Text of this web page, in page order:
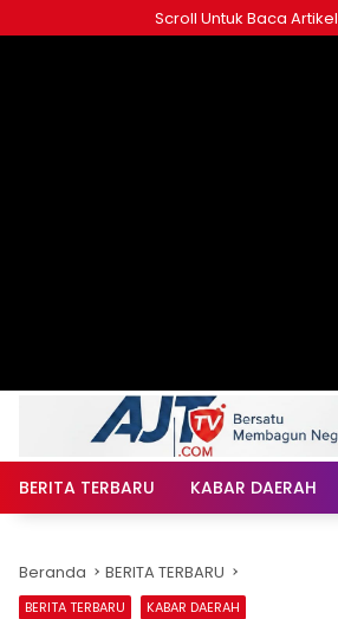
ke
Scroll Untuk Baca Artikel
BERITA TERBARU KABAR DAERAH
Beranda BERITA TERBARU
BERITA TERBARU KABAR DAERAH